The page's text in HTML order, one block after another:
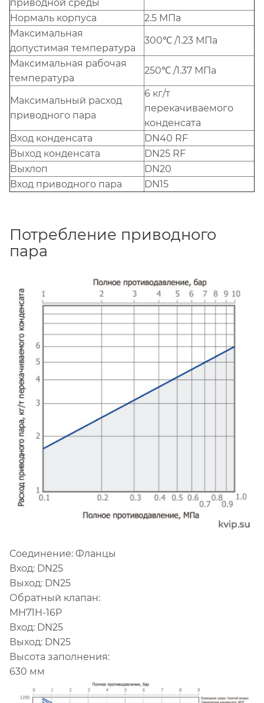
приводной среды
Нормаль корпуса
2.5 MПa
Maксимальная
допустимая температура
300℃ /1.23 MПa
Maксимальная рабочая
температура
250℃ /1.37 MПa
Максимальный расход
приводного пара
6 кг/т
перекачиваемого
конденсата
Вход конденсата
DN40 RF
Выход конденсата
DN25 RF
Выхлоп
DN20
Вход приводного пара
DN15
Потребление приводного
пара
Соединение: Фланцы
Вход: DN25
Выход: DN25
Обратный клапан:
MH71H-16P
Вход: DN25
Выход: DN25
Высота заполнения:
630 мм